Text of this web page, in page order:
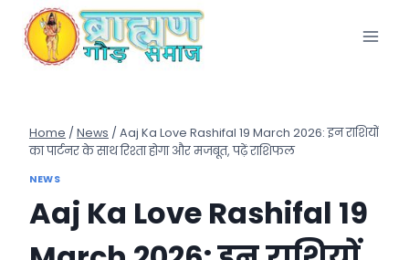
content
Home / News / Aaj Ka Love Rashifal 19 March 2026: इन राशियों
का पार्टनर के साथ रिश्ता होगा और मजबूत, पढ़ें राशिफल
NEWS
Aaj Ka Love Rashifal 19